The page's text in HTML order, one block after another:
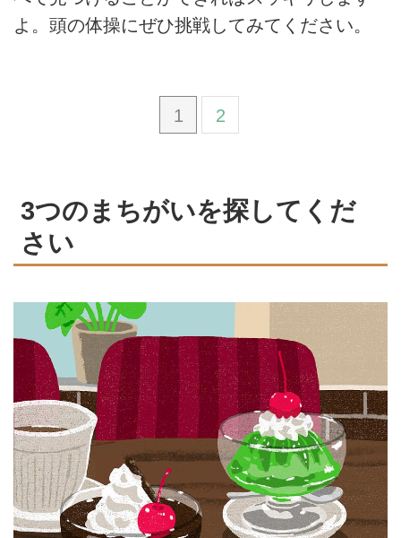
よ。頭の体操にぜひ挑戦してみてください。
1 2
3つのまちがいを探してくだ
さい